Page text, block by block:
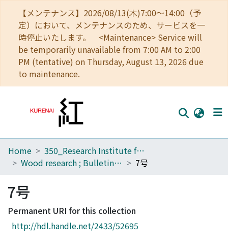
【メンテナンス】2026/08/13(木)7:00～14:00（予
定）において、メンテナンスのため、サービスを一
時停止いたします。 <Maintenance> Service will
be temporarily unavailable from 7:00 AM to 2:00
PM (tentative) on Thursday, August 13, 2026 due
to maintenance.
Home
Browse
Download Ranking
Access Statistics
Home
350_Research Institute for Sustainable Humanosphere
Wood research ; Bulletin of the Wood Research Institute, Kyoto University
7号
7号
Permanent URI for this collection
http://hdl.handle.net/2433/52695